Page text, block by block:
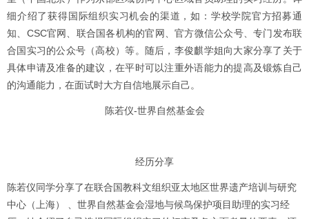
细介绍了获得国际组织实习机会的渠道，如：学校学院官方招募通
知、CSC官网、联合国各机构的官网、官方微信公众号、专门发布联
合国实习的公众号（高校）等。随后，李俊麒学姐向大家分享了关于
具体申请及准备的建议，在平时可以注重外语能力的提高及锻炼自己
的沟通能力，在面试时大方自信地展示自己。
陈若仪-世界自然基金会
经历分享
陈若仪同学分享了在联合国教科文组织亚太地区世界遗产培训与研究
中心（上海） 、世界自然基金会湿地与候鸟保护项目助理的实习经